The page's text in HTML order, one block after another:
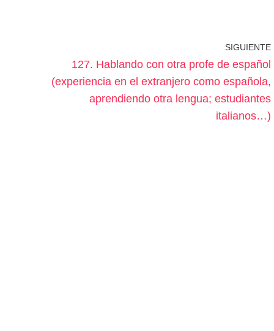
SIGUIENTE
127. Hablando con otra profe de español
(experiencia en el extranjero como española,
aprendiendo otra lengua; estudiantes
italianos…)